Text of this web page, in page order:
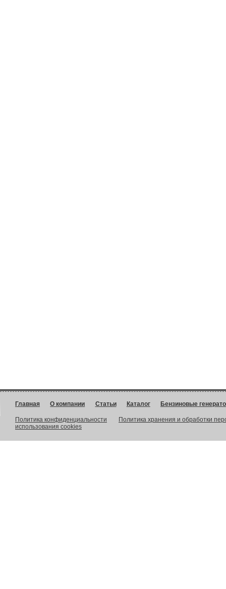
Главная О компании Статьи Каталог Бензиновые
Политика конфиденциальности
Политика хранения и обработки
использования cookies